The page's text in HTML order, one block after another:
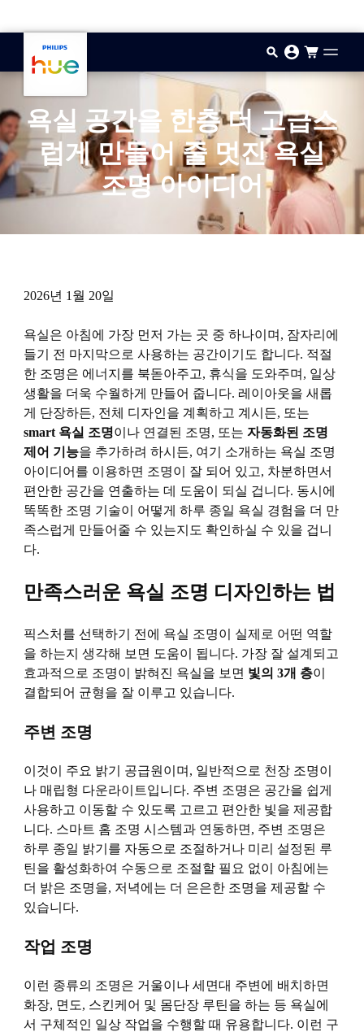
욕실 공간을 한층 더 고급스
럽게 만들어 줄 멋진 욕실
조명 아이디어
2026년 1월 20일
욕실은 아침에 가장 먼저 가는 곳 중 하나이며, 잠자리에
들기 전 마지막으로 사용하는 공간이기도 합니다. 적절
한 조명은 에너지를 북돋아주고, 휴식을 도와주며, 일상
생활을 더욱 수월하게 만들어 줍니다. 레이아웃을 새롭
게 단장하든, 전체 디자인을 계획하고 계시든, 또는
smart 욕실 조명이나 연결된 조명, 또는 자동화된 조명
제어 기능을 추가하려 하시든, 여기 소개하는 욕실 조명
아이디어를 이용하면 조명이 잘 되어 있고, 차분하면서
편안한 공간을 연출하는 데 도움이 되실 겁니다. 동시에
똑똑한 조명 기술이 어떻게 하루 종일 욕실 경험을 더 만
족스럽게 만들어줄 수 있는지도 확인하실 수 있을 겁니
다.
만족스러운 욕실 조명 디자인하는 법
픽스처를 선택하기 전에 욕실 조명이 실제로 어떤 역할
을 하는지 생각해 보면 도움이 됩니다. 가장 잘 설계되고
효과적으로 조명이 밝혀진 욕실을 보면 빛의 3개 층이
결합되어 균형을 잘 이루고 있습니다.
주변 조명
이것이 주요 밝기 공급원이며, 일반적으로 천장 조명이
나 매립형 다운라이트입니다. 주변 조명은 공간을 쉽게
사용하고 이동할 수 있도록 고르고 편안한 빛을 제공합
니다. 스마트 홈 조명 시스템과 연동하면, 주변 조명은
하루 종일 밝기를 자동으로 조절하거나 미리 설정된 루
틴을 활성화하여 수동으로 조절할 필요 없이 아침에는
더 ​​밝은 조명을, 저녁에는 더 은은한 조명을 제공할 수
있습니다.
작업 조명
이런 종류의 조명은 거울이나 세면대 주변에 배치하면
화장, 면도, 스킨케어 및 몸단장 루틴을 하는 등 욕실에
서 구체적인 일상 작업을 수행할 때 유용합니다. 이런 구